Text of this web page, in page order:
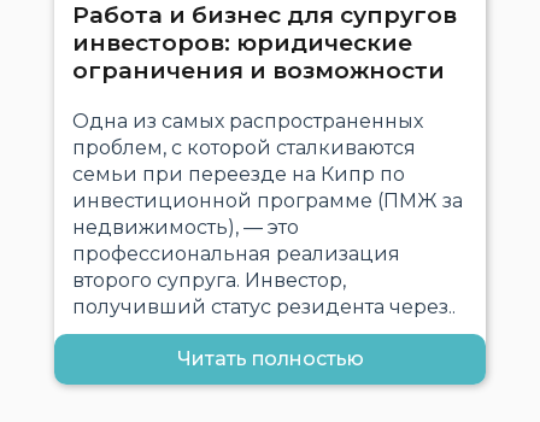
Работа и бизнес для супругов
инвесторов: юридические
ограничения и возможности
Одна из самых распространенных
проблем, с которой сталкиваются
семьи при переезде на Кипр по
инвестиционной программе (ПМЖ за
недвижимость), — это
профессиональная реализация
второго супруга. Инвестор,
получивший статус резидента через..
Читать полностью